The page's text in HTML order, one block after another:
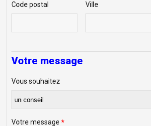
Code postal Ville
Votre message
Vous souhaitez
Votre message *